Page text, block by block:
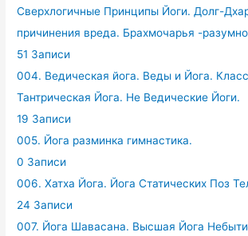
Сверхлогичные Принципы Йоги. Долг-
причинения вреда. Брахмочарья -
51 Записи
004. Ведическая йога. Веды и Йога.
Тантрическая Йога. Не Ведические Йоги.
19 Записи
005. Йога разминка гимнастика.
0 Записи
006. Хатха Йога. Йога Статических Поз
24 Записи
007. Йога Шавасана. Высшая Йога